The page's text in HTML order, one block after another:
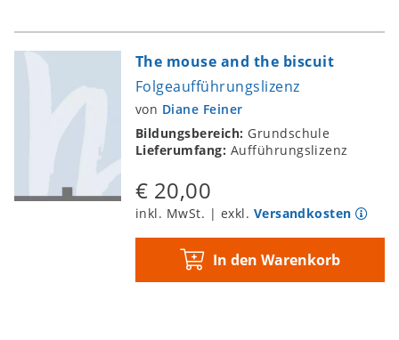
The mouse and the biscuit
Folgeaufführungslizenz
von Diane Feiner
Bildungsbereich: Grundschule
Lieferumfang: Aufführungslizenz
€ 20,00
inkl. MwSt. | exkl. Versandkosten
In den Warenkorb